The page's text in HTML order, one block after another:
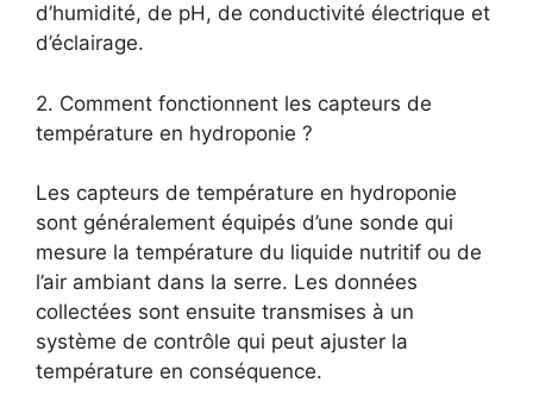
d’humidité, de pH, de conductivité électrique et
d’éclairage.
2. Comment fonctionnent les capteurs de
température en hydroponie ?
Les capteurs de température en hydroponie
sont généralement équipés d’une sonde qui
mesure la température du liquide nutritif ou de
l’air ambiant dans la serre. Les données
collectées sont ensuite transmises à un
système de contrôle qui peut ajuster la
température en conséquence.